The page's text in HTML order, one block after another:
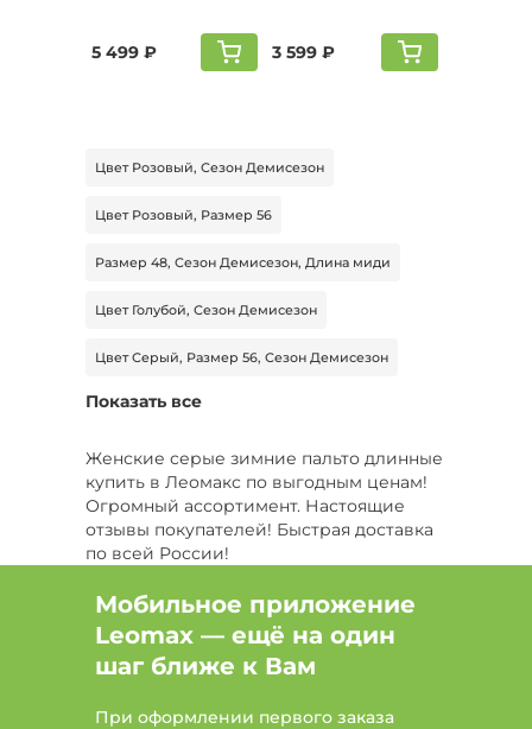
5 499 ₽ 3 599 ₽
Цвет Розовый, Сезон Демисезон
Цвет Розовый, Размер 56
Размер 48, Сезон Демисезон, Длина миди
Цвет Голубой, Сезон Демисезон
Цвет Серый, Размер 56, Сезон Демисезон
Цвет Синий, Размер 46-48
Цвет Белый, Размер 50, Сезон Демисезон
Цвет Белый, Длина макси Размер 68-70
Цвет Коричневый, Размер 68-70
Цвет Черный, Сезон Зима, Длина миди
Цвет Черный, Размер 44-46, Сезон Зима
Показать все
Женские серые зимние пальто длинные
купить в Леомакс по выгодным ценам!
Огромный ассортимент. Настоящие
отзывы покупателей! Быстрая доставка
по всей России!
Мобильное приложение
Leomax — ещё на один
шаг ближе к Вам
При оформлении первого заказа